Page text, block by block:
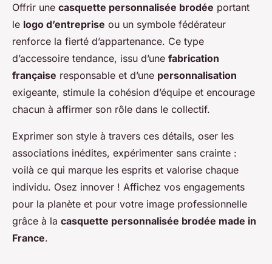
Offrir une casquette personnalisée brodée portant
le logo d’entreprise ou un symbole fédérateur
renforce la fierté d’appartenance. Ce type
d’accessoire tendance, issu d’une fabrication
française responsable et d’une personnalisation
exigeante, stimule la cohésion d’équipe et encourage
chacun à affirmer son rôle dans le collectif.
Exprimer son style à travers ces détails, oser les
associations inédites, expérimenter sans crainte :
voilà ce qui marque les esprits et valorise chaque
individu. Osez innover ! Affichez vos engagements
pour la planète et pour votre image professionnelle
grâce à la casquette personnalisée brodée made in
France.